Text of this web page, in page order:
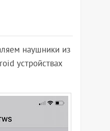
наушники из
устройствах